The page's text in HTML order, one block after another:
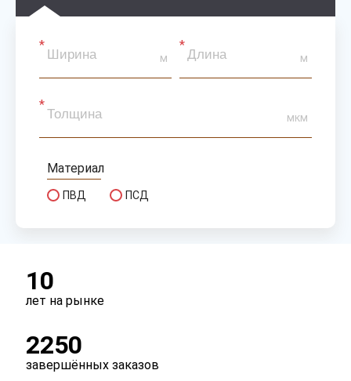
м м
мкм
Материал
ПВД ПСД
10
лет на рынке
2250
завершённых заказов